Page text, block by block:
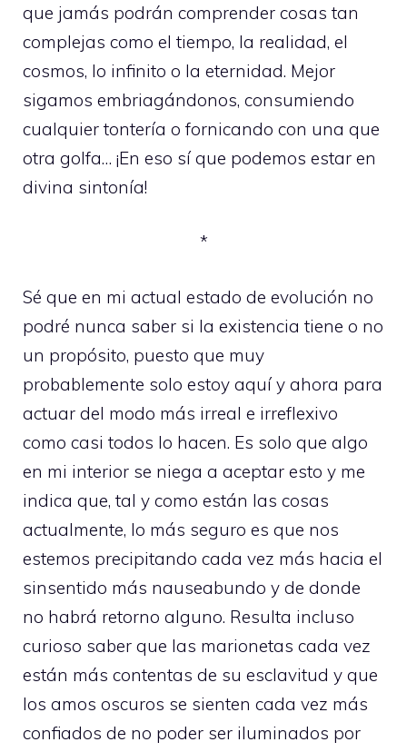
que jamás podrán comprender cosas tan
complejas como el tiempo, la realidad, el
cosmos, lo infinito o la eternidad. Mejor
sigamos embriagándonos, consumiendo
cualquier tontería o fornicando con una que
otra golfa… ¡En eso sí que podemos estar en
divina sintonía!
*
Sé que en mi actual estado de evolución no
podré nunca saber si la existencia tiene o no
un propósito, puesto que muy
probablemente solo estoy aquí y ahora para
actuar del modo más irreal e irreflexivo
como casi todos lo hacen. Es solo que algo
en mi interior se niega a aceptar esto y me
indica que, tal y como están las cosas
actualmente, lo más seguro es que nos
estemos precipitando cada vez más hacia el
sinsentido más nauseabundo y de donde
no habrá retorno alguno. Resulta incluso
curioso saber que las marionetas cada vez
están más contentas de su esclavitud y que
los amos oscuros se sienten cada vez más
confiados de no poder ser iluminados por